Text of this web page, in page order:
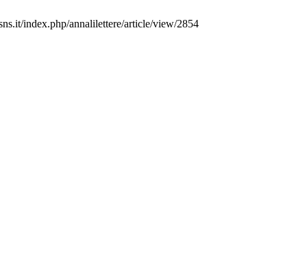
index.php/annalilettere/article/view/2854